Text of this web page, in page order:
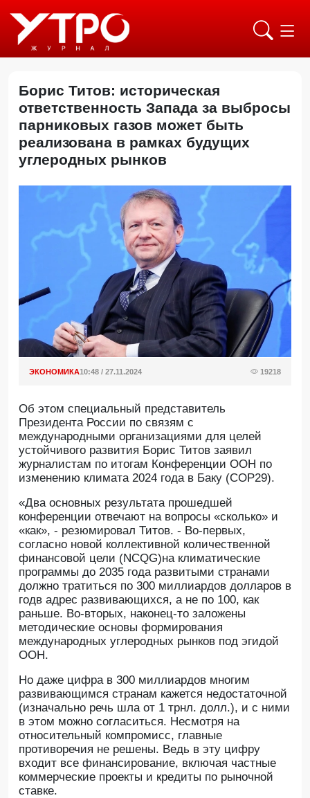
Борис Титов: историческая
ответственность Запада за выбросы
парниковых газов может быть
реализована в рамках будущих
углеродных рынков
ЭКОНОМИКА10:48 / 27.11.2024 19218
Об этом специальный представитель
Президента России по связям с
международными организациями для целей
устойчивого развития Борис Титов заявил
журналистам по итогам Конференции ООН по
изменению климата 2024 года в Баку (COP29).
«Два основных результата прошедшей
конференции отвечают на вопросы «сколько» и
«как», - резюмировал Титов. - Во-первых,
согласно новой коллективной количественной
финансовой цели (NCQG)на климатические
программы до 2035 года развитыми странами
должно тратиться по 300 миллиардов долларов в
годв адрес развивающихся, а не по 100, как
раньше. Во-вторых, наконец-то заложены
методические основы формирования
международных углеродных рынков под эгидой
ООН.
Но даже цифра в 300 миллиардов многим
развивающимся странам кажется недостаточной
(изначально речь шла от 1 трнл. долл.), и с ними
в этом можно согласиться. Несмотря на
относительный компромисс, главные
противоречия не решены. Ведь в эту цифру
входит все финансирование, включая частные
коммерческие проекты и кредиты по рыночной
ставке.